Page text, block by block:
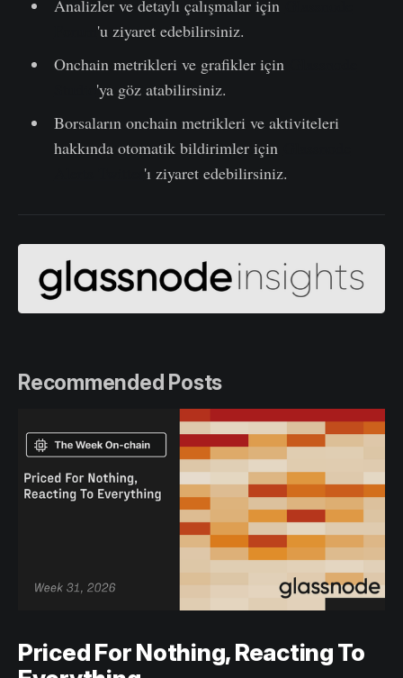
Analizler ve detaylı çalışmalar için
'u ziyaret edebilirsiniz.
Onchain metrikleri ve grafikler için
'ya göz atabilirsiniz.
Borsaların onchain metrikleri ve aktiviteleri
hakkında otomatik bildirimler için
'ı ziyaret edebilirsiniz.
Recommended Posts
Priced For Nothing, Reacting To